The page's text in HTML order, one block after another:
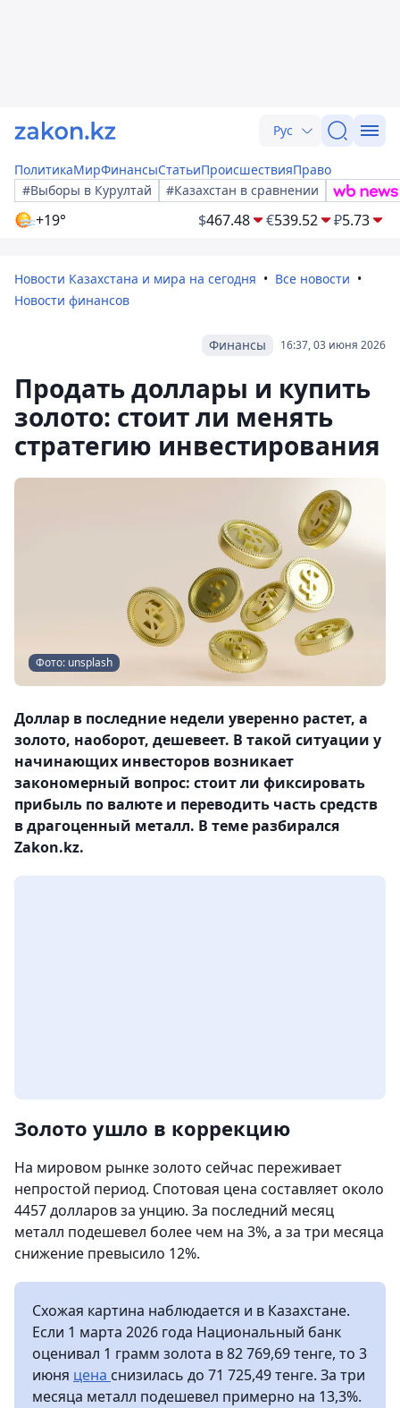
Рус
ПолитикаМирФинансыСтатьиПроисшествияПраво
#Выборы в Курултай
#Казахстан в сравнении
+19° $467.48 €539.52 ₽5.73
Новости Казахстана и мира на сегодня
Все новости
Новости финансов
16:37, 03 июня 2026
Финансы
Продать доллары и купить
золото: стоит ли менять
стратегию инвестирования
Фото: unsplash
Доллар в последние недели уверенно растет, а
золото, наоборот, дешевеет. В такой ситуации у
начинающих инвесторов возникает
закономерный вопрос: стоит ли фиксировать
прибыль по валюте и переводить часть средств
в драгоценный металл. В теме разбирался
Zakon.kz.
Золото ушло в коррекцию
На мировом рынке золото сейчас переживает
непростой период. Спотовая цена составляет около
4457 долларов за унцию. За последний месяц
металл подешевел более чем на 3%, а за три месяца
снижение превысило 12%.
Схожая картина наблюдается и в Казахстане.
Если 1 марта 2026 года Национальный банк
оценивал 1 грамм золота в 82 769,69 тенге, то 3
июня цена снизилась до 71 725,49 тенге. За три
месяца металл подешевел примерно на 13,3%.